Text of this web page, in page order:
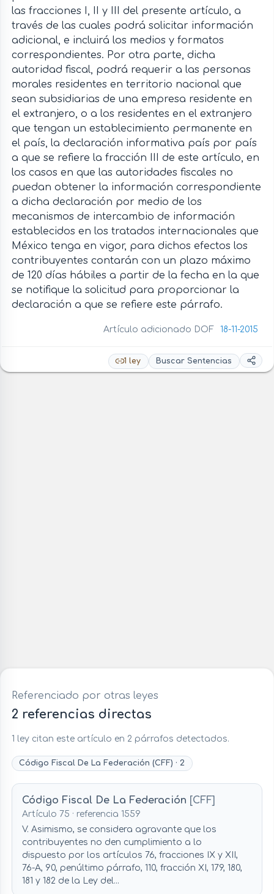
las fracciones I, II y III del presente artículo, a
través de las cuales podrá solicitar información
adicional, e incluirá los medios y formatos
correspondientes. Por otra parte, dicha
autoridad fiscal, podrá requerir a las personas
morales residentes en territorio nacional que
sean subsidiarias de una empresa residente en
el extranjero, o a los residentes en el extranjero
que tengan un establecimiento permanente en
el país, la declaración informativa país por país
a que se refiere la fracción III de este artículo, en
los casos en que las autoridades fiscales no
puedan obtener la información correspondiente
a dicha declaración por medio de los
mecanismos de intercambio de información
establecidos en los tratados internacionales que
México tenga en vigor, para dichos efectos los
contribuyentes contarán con un plazo máximo
de 120 días hábiles a partir de la fecha en la que
se notifique la solicitud para proporcionar la
declaración a que se refiere este párrafo.
Artículo adicionado DOF 18-11-2015
1 ley Buscar Sentencias
Referenciado por otras leyes
2 referencias directas
1 ley citan este artículo en 2 párrafos detectados.
Código Fiscal De La Federación (CFF) · 2
Código Fiscal De La Federación [CFF]
Artículo 75 · referencia 1559
V. Asimismo, se considera agravante que los
contribuyentes no den cumplimiento a lo
dispuesto por los artículos 76, fracciones IX y XII,
76-A, 90, penúltimo párrafo, 110, fracción XI, 179, 180,
181 y 182 de la Ley del...